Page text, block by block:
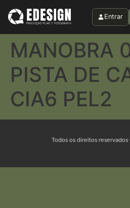
Entrar
MANOBRA
PISTA DE
CIA6 PEL2
Todos os direitos reservados